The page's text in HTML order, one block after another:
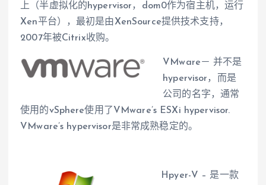
上（半虚拟化的hypervisor，dom0作为宿主机，运行
Xen平台），最初是由XenSource提供技术支持，
2007年被Citrix收购。
VMware－ 并不是
hypervisor，而是
公司的名字，通常
使用的vSphere使用了VMware’s ESXi hypervisor.
VMware’s hypervisor是非常成熟稳定的。
Hpyer-V – 是一款